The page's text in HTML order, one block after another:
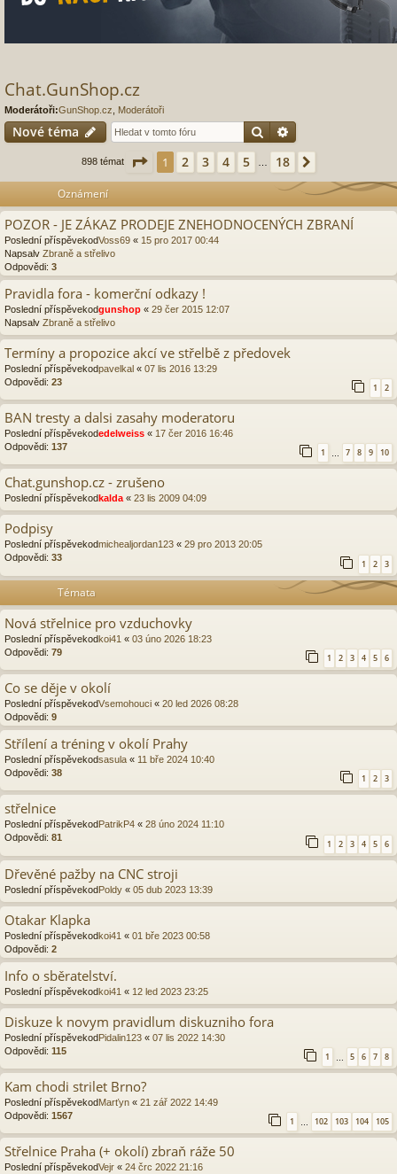
Chat.GunShop.cz
Moderátoři:GunShop.cz Moderátoři
Nové téma Hledat
898 témat Stránka 1z 18
1 2 3 4 5 18
Oznámení
POZOR - JE ZÁKAZ PRODEJE ZNEHODNOCENÝCH ZBRANÍ
Poslední příspěvekodVoss69 « 15 pro 2017 00:44
Napsalv Zbraně a střelivo
Odpovědi: 3
Pravidla fora - komerční odkazy !
Poslední příspěvekodgunshop « 29 čer 2015 12:07
Napsalv Zbraně a střelivo
Termíny a propozice akcí ve střelbě z předovek
Poslední příspěvekodpavelkal « 07 lis 2016 13:29
Odpovědi: 23
1 2
BAN tresty a dalsi zasahy moderatoru
Poslední příspěvekodedelweiss « 17 čer 2016 16:46
Odpovědi: 137
1 … 7 8 9 10
Chat.gunshop.cz - zrušeno
Poslední příspěvekod kalda « 23 lis 2009 04:09
Podpisy
Poslední příspěvekodmichealjordan123 « 29 pro 2013 20:05
Odpovědi: 33
1 2 3
Témata
Nová střelnice pro vzduchovky
Poslední příspěvekodkoi41 « 03 úno 2026 18:23
Odpovědi: 79
1 2 3 4 5 6
Co se děje v okolí
Poslední příspěvekodVsemohouci « 20 led 2026 08:28
Odpovědi: 9
Střílení a tréning v okolí Prahy
Poslední příspěvekodsasula « 11 bře 2024 10:40
Odpovědi: 38
1 2 3
střelnice
Poslední příspěvekod PatrikP4 « 28 úno 2024 11:10
Odpovědi: 81
1 2 3 4 5 6
Dřevěné pažby na CNC stroji
Poslední příspěvekodPoldy « 05 dub 2023 13:39
Otakar Klapka
Poslední příspěvekodkoi41 « 01 bře 2023 00:58
Odpovědi: 2
Info o sběratelství.
Poslední příspěvekodkoi41 « 12 led 2023 23:25
Diskuze k novym pravidlum diskuzniho fora
Poslední příspěvekodPidalin123 « 07 lis 2022 14:30
Odpovědi: 115
1 5 6 7 8
Kam chodi strilet Brno?
Poslední příspěvekodMarťyn « 21 zář 2022 14:49
Odpovědi: 1567
1 … 102 103 104 105
Střelnice Praha (+ okolí) zbraň ráže 50
Poslední příspěvekodVejr « 24 črc 2022 21:16